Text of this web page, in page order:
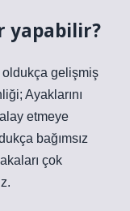
yapabilir?
oldukça gelişmiş
Ayaklarını
etmeye
bağımsız
çok